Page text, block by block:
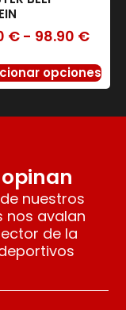
€ - 98.90 €
opciones
nuestros
nos avalan
de la